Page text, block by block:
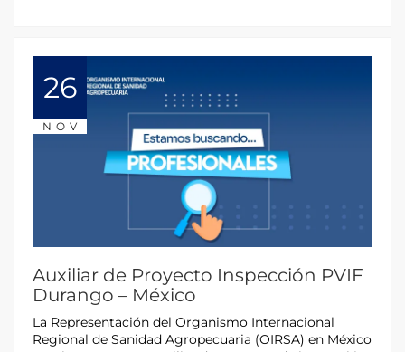
26
NOV
Auxiliar de Proyecto Inspección PVIF
Durango – México
La Representación del Organismo Internacional
Regional de Sanidad Agropecuaria (OIRSA) en México